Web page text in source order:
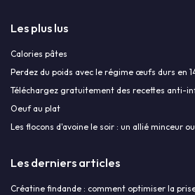
Les plus lus
Calories pâtes
Perdez du poids avec le régime œufs durs en
Téléchargez gratuitement des recettes anti-
Oeuf au plat
Les flocons d'avoine le soir : un allié minceur
Les derniers articles
Créatine findande : comment optimiser la